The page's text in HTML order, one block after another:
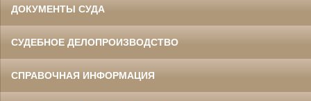
ДОКУМЕНТЫ СУДА
СУДЕБНОЕ ДЕЛОПРОИЗВОДСТВО
СПРАВОЧНАЯ ИНФОРМАЦИЯ